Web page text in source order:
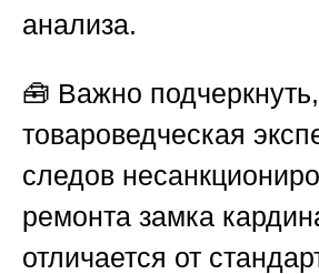
анализа.
🧰 Важно
товароведческая
следов
ремонта замка
отличается от